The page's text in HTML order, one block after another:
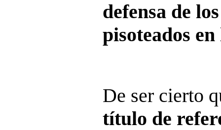
defensa de
pisoteados
De ser cierto
título de